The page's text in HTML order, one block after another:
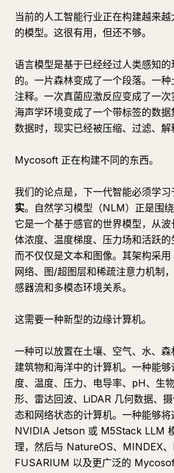
当前的人工智能行业正在构建越来
的模型。这很有用，但还不够。
语言模型是基于已经经过人类感知
的。一片森林变成了一个段落。一
注释。一次真菌应激反应变成了一
海声学环境变成了一个带标签的数
数据时，现实已经被压缩、过滤、解
Mycosoft 正在构建不同的东西。
我们的论点是，下一代智能必须学习
实。自然学习模型（NLM）正是围绕
它是一个基于感官的世界模型，从
体浓度、温度梯度、压力场和活跃的
而不仅仅是文本和图像。其架构采
网络、图/超图层和稀疏注意力机制
感器流和多模态环境关系。
这需要一种新型的边缘计算机。
一种可以放置在土壤、空气、水、森
建筑物和海洋中的计算机。一种能
度、温度、压力、电导率、pH、生
形、雷达回波、LiDAR 几何数据、
态和网络状态的计算机。一种能够将
NVIDIA Jetson 或 M5Stack LLM
理，然后与 NatureOS、MINDEX、
FUSARIUM 以及更广泛的